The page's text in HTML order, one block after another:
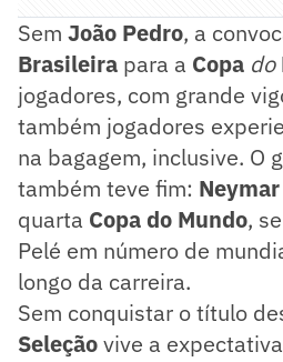
Sem João Pedro, a
Brasileira para a Copa do
jogadores, com grande
também jogadores
na bagagem, inclusive. O
também teve fim: Neymar
quarta Copa do Mundo,
Pelé em número de
longo da carreira.
Sem conquistar o título
Seleçãovive a